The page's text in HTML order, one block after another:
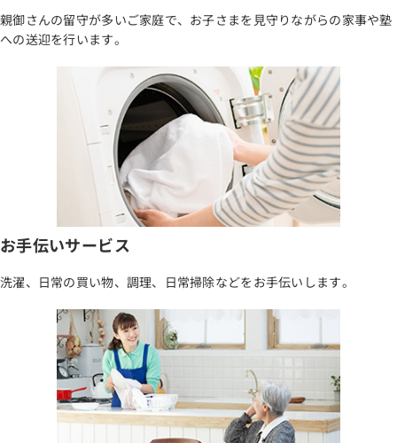
親御さんの留守が多いご家庭で、お子さまを見守りながらの家事や塾
への送迎を行います。
お手伝いサービス
洗濯、日常の買い物、調理、日常掃除などをお手伝いします。